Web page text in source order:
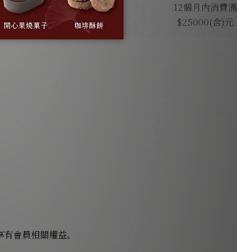
12個月內消費滿
$10000(含)元
12個月內消費滿
$25000(含)元
會員相關權益。